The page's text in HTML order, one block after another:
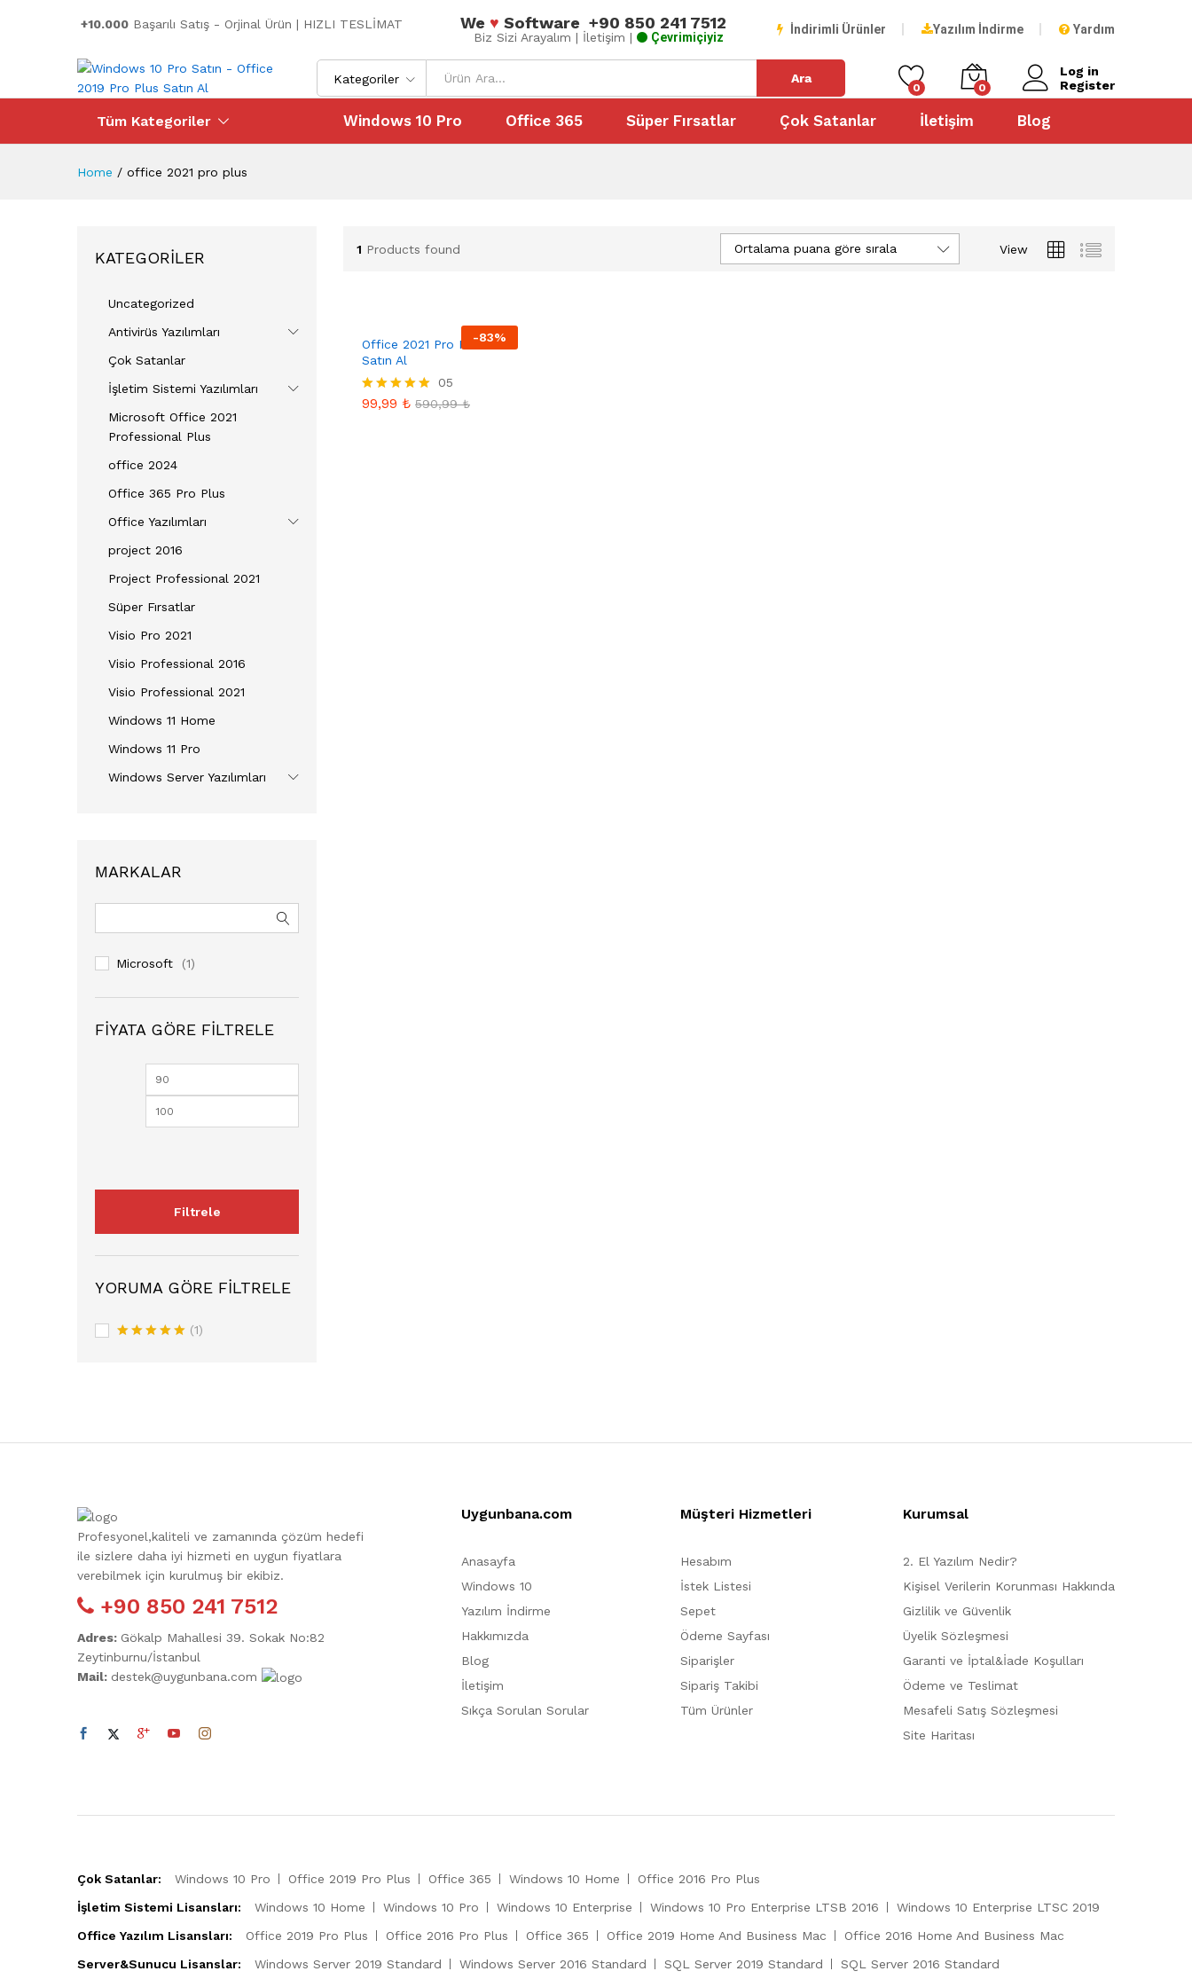
+10.000 Başarılı Satış - Orjinal Ürün | HIZLI TESLİMAT We ♥ Software +90 850 241 7512
Biz Sizi Arayalım | İletişim | Çevrimiçiyiz
İndirimli Ürünler Yazılım İndirme Yardım
Kategoriler Ara
0 0
Log in
Register
Tüm Kategoriler Windows 10 Pro Office 365 Süper Fırsatlar Çok Satanlar İletişim Blog
Home / office 2021 pro plus
1 Products found View
Ortalama puana göre sırala
-83%
Office 2021 Pro Plus
Satın Al
5 üzerinden
05
99,99 ₺ 590,99₺
99,99₺ 590,99
KATEGORILER
Uncategorized
Antivirüs Yazılımları
Çok Satanlar
İşletim Sistemi Yazılımları
Microsoft Office 2021
Professional Plus
office 2024
Office 365 Pro Plus
Office Yazılımları
project 2016
Project Professional 2021
Süper Fırsatlar
Visio Pro 2021
Visio Professional 2016
Visio Professional 2021
Windows 11 Home
Windows 11 Pro
Windows Server Yazılımları
MARKALAR
Microsoft (1)
FIYATA GÖRE FILTRELE
En
fiyat fiyat
Filtrele
YORUMA GÖRE FILTRELE
(1)
Profesyonel,kaliteli ve zamanında çözüm hedefi
ile sizlere daha iyi hizmeti en uygun fiyatlara
verebilmek için kurulmuş bir ekibiz.
+90 850 241 7512
Adres: Gökalp Mahallesi 39. Sokak No:82
Zeytinburnu/İstanbul
Mail: destek@uygunbana.com
Uygunbana.com
Anasayfa
Windows 10
Yazılım İndirme
Hakkımızda
Blog
İletişim
Sıkça Sorulan Sorular
Müşteri Hizmetleri
Hesabım
İstek Listesi
Sepet
Ödeme Sayfası
Siparişler
Sipariş Takibi
Tüm Ürünler
Kurumsal
2. El Yazılım Nedir?
Kişisel Verilerin Korunması Hakkında
Gizlilik ve Güvenlik
Üyelik Sözleşmesi
Garanti ve İptal&İade Koşulları
Ödeme ve Teslimat
Mesafeli Satış Sözleşmesi
Site Haritası
Çok Satanlar: Windows 10 Pro Office 2019 Pro Plus Office 365 Windows 10 Home
Office 2016 Pro Plus
İşletim Sistemi Lisansları:
Windows 10 Home Windows 10 Pro Windows 10 Enterprise Windows 10 Pro Enterprise LTSB 2016
Windows 10 Enterprise LTSC 2019
Office Yazılım Lisansları:
Office 2019 Pro Plus Office 2016 Pro Plus Office 365 Office 2019 Home And Business Mac
Office 2016 Home And Business Mac
Server&Sunucu Lisanslar:
Windows Server 2019 Standard Windows Server 2016 Standard SQL Server 2019 Standard
SQL Server 2016 Standard